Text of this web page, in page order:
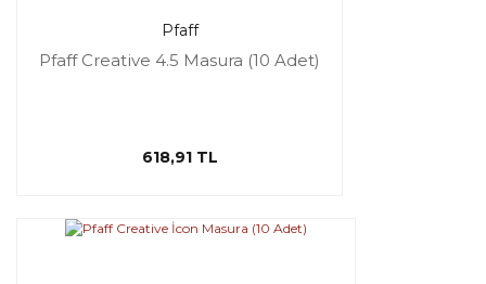
Pfaff
Pfaff Creative 4.5 Masura (10 Adet)
618,91 TL